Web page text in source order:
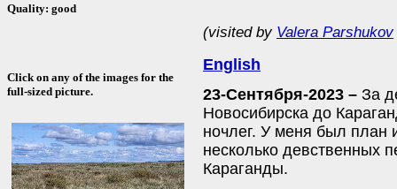
Quality: good
Click on any of the images for the
full-sized picture.
(visited by Valera Parshukov
English
23-Сентября-2023 – За
Новосибирска до
ночлег. У меня был план
несколько девственных
Караганды.